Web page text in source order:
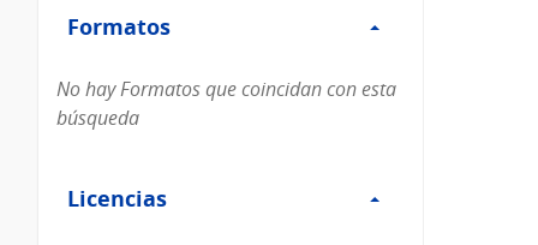
Formatos
Formatos
No hay Formatos que coincidan con esta
búsqueda
Licencias
Licencias